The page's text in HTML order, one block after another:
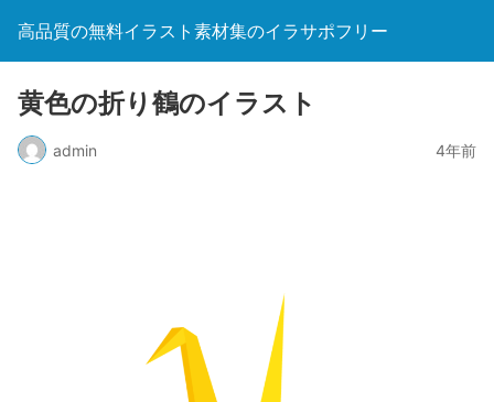
高品質の無料イラスト素材集のイラサポフリー
黄色の折り鶴のイラスト
admin 4年前